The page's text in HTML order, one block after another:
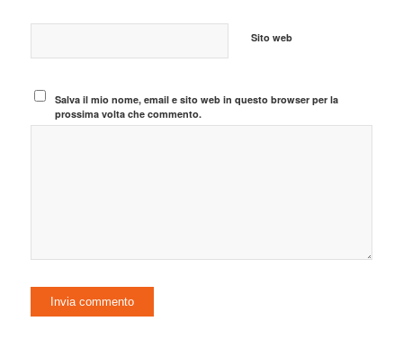
Sito web
Salva il mio nome, email e sito web in questo browser per la
prossima volta che commento.